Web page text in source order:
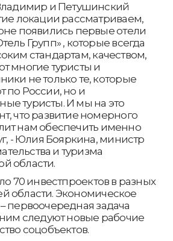
и Петушинский
локации рассматриваем,
появились первые отели
Групп» , которые всегда
стандартам, качеством,
многие туристы и
не только те, которые
по России, но и
туристы. И мы на это
что развитие номерного
нам обеспечить именно
- Юлия Бояркина, министр
и туризма
области.
70 инвестпроектов в разных
области. Экономическое
первоочередная задача
ним следуют новые рабочие
соцобъектов.